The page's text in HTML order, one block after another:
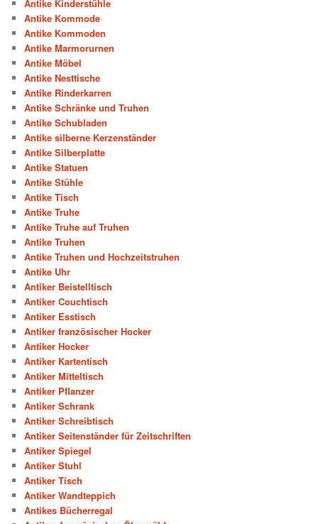
Antike Kinderstühle
Antike Kommode
Antike Kommoden
Antike Marmorurnen
Antike Möbel
Antike Nesttische
Antike Rinderkarren
Antike Schränke und Truhen
Antike Schubladen
Antike silberne Kerzenständer
Antike Silberplatte
Antike Statuen
Antike Stühle
Antike Tisch
Antike Truhe
Antike Truhe auf Truhen
Antike Truhen
Antike Truhen und Hochzeitstruhen
Antike Uhr
Antiker Beistelltisch
Antiker Couchtisch
Antiker Esstisch
Antiker französischer Hocker
Antiker Hocker
Antiker Kartentisch
Antiker Mitteltisch
Antiker Pflanzer
Antiker Schrank
Antiker Schreibtisch
Antiker Seitenständer für Zeitschriften
Antiker Spiegel
Antiker Stuhl
Antiker Tisch
Antiker Wandteppich
Antikes Bücherregal